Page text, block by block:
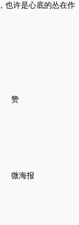
也许是心底的怂在作
赞
微海报